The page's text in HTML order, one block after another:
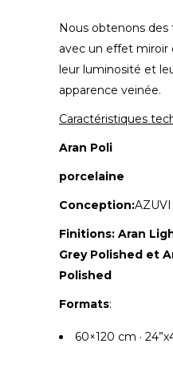
Nous obtenons des
avec un effet miroir
leur luminosité et
apparence veinée.
Caractéristiques
Aran Poli
porcelaine
Conception:
Finitions: Aran
Grey Polished et
Polished
Formats:
60×120 cm ·